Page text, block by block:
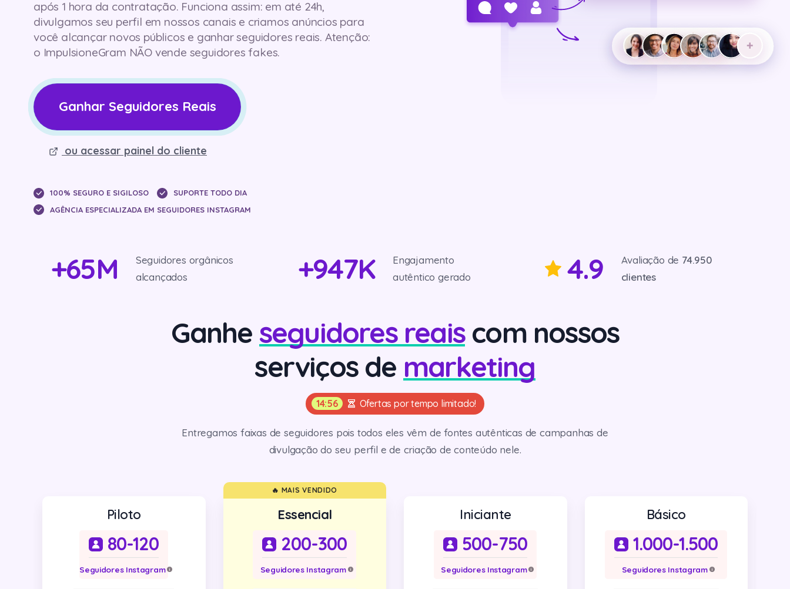
após 1 hora da contratação. Funciona assim: em até 24h,
divulgamos seu perfil em nossos canais e criamos anúncios para
você alcançar novos públicos e ganhar seguidores reais. Atenção:
o ImpulsioneGram NÃO vende seguidores fakes.
Ganhar Seguidores Reais
ou acessar painel do cliente
100% SEGURO E SIGILOSO
SUPORTE TODO DIA
AGÊNCIA ESPECIALIZADA EM SEGUIDORES INSTAGRAM
5
6
7
8
9
6
7
8
9
+65M
Seguidores orgânicos
alcançados
+947K
Engajamento
autêntico gerado
4.9 Avaliação de 74.950
clientes
Ganhe seguidores reaiscom nossos
serviços de marketing
14:55 Ofertas por tempo limitado!
Entregamos faixas de seguidores pois todos eles vêm de fontes autênticas de campanhas de
divulgação do seu perfil e de criação de conteúdo nele.
Piloto
80-120
Seguidores Instagram
🔥 MAIS VENDIDO
Essencial
200-300
Seguidores Instagram
Iniciante
500-750
Seguidores Instagram
Básico
1.000-1.500
Seguidores Instagram